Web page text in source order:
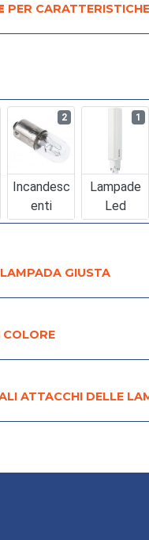
PER CARATTERISTICHE
Incandesc
Enti
2
Lampade
Led
1
GIUSTA
ATTACCHI DELLE